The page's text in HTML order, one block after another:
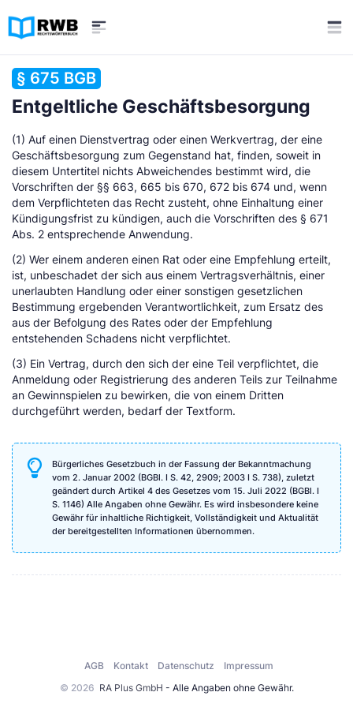
§ 675 BGB
Entgeltliche Geschäftsbesorgung
(1) Auf einen Dienstvertrag oder einen Werkvertrag, der eine
Geschäftsbesorgung zum Gegenstand hat, finden, soweit in
diesem Untertitel nichts Abweichendes bestimmt wird, die
Vorschriften der §§ 663, 665 bis 670, 672 bis 674 und, wenn
dem Verpflichteten das Recht zusteht, ohne Einhaltung einer
Kündigungsfrist zu kündigen, auch die Vorschriften des § 671
Abs. 2 entsprechende Anwendung.
(2) Wer einem anderen einen Rat oder eine Empfehlung erteilt,
ist, unbeschadet der sich aus einem Vertragsverhältnis, einer
unerlaubten Handlung oder einer sonstigen gesetzlichen
Bestimmung ergebenden Verantwortlichkeit, zum Ersatz des
aus der Befolgung des Rates oder der Empfehlung
entstehenden Schadens nicht verpflichtet.
(3) Ein Vertrag, durch den sich der eine Teil verpflichtet, die
Anmeldung oder Registrierung des anderen Teils zur Teilnahme
an Gewinnspielen zu bewirken, die von einem Dritten
durchgeführt werden, bedarf der Textform.
Bürgerliches Gesetzbuch in der Fassung der Bekanntmachung
vom 2. Januar 2002 (BGBl. I S. 42, 2909; 2003 I S. 738), zuletzt
geändert durch Artikel 4 des Gesetzes vom 15. Juli 2022 (BGBl. I
S. 1146) Alle Angaben ohne Gewähr. Es wird insbesondere keine
Gewähr für inhaltliche Richtigkeit, Vollständigkeit und Aktualität
der bereitgestellten Informationen übernommen.
© 2026 RA Plus GmbH - Alle Angaben ohne Gewähr.
AGB Kontakt Datenschutz Impressum